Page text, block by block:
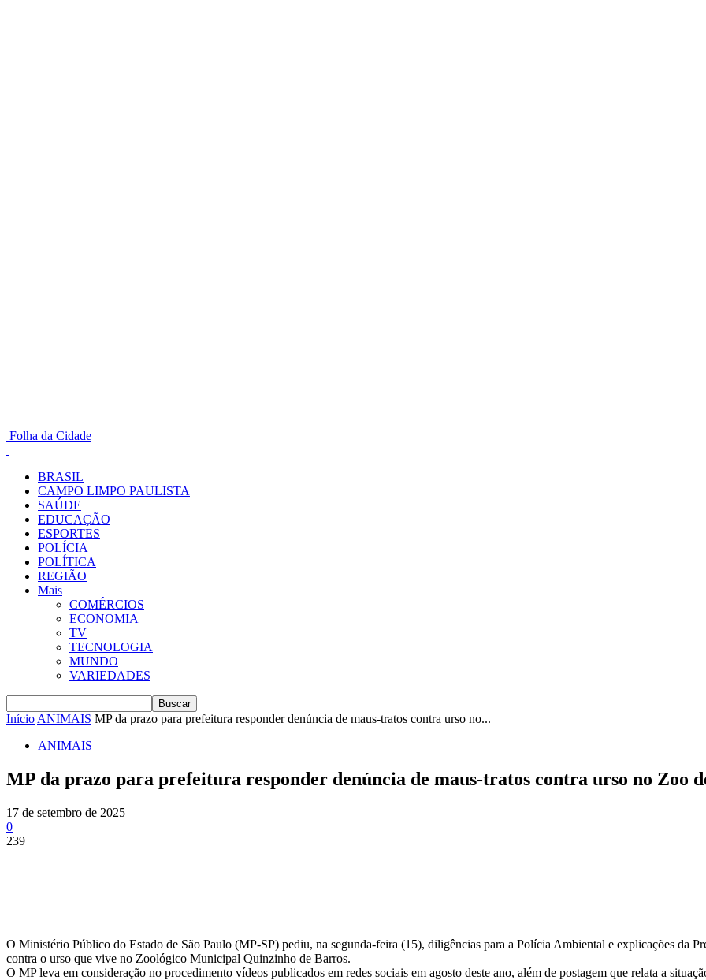
Folha da Cidade
BRASIL
CAMPO LIMPO PAULISTA
SAÚDE
EDUCAÇÃO
ESPORTES
POLÍCIA
POLÍTICA
REGIÃO
Mais
COMÉRCIOS
ECONOMIA
TV
TECNOLOGIA
MUNDO
VARIEDADES
Início ANIMAIS MP da prazo para prefeitura responder denúncia de maus-tratos contra urso no...
ANIMAIS
MP da prazo para prefeitura responder denúncia de maus-tratos contra urso no Zoo
17 de setembro de 2025
0
239
O Ministério Público do Estado de São Paulo (MP-SP) pediu, na segunda-feira (15), diligências para a Polícia Ambiental e explicações da
contra o urso que vive no Zoológico Municipal Quinzinho de Barros.
O MP leva em consideração no procedimento vídeos publicados em redes sociais em agosto deste ano, além de postagem que relata a